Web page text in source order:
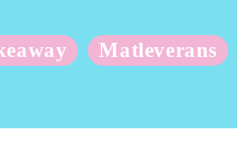
Matleverans